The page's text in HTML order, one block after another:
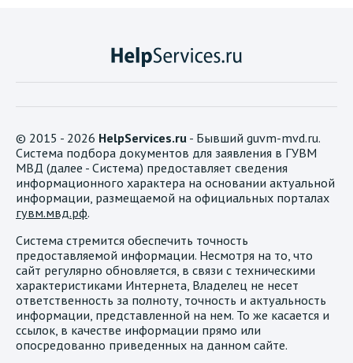
© 2015 - 2026 HelpServices.ru - Бывший guvm-mvd.ru.
Система подбора документов для заявления в ГУВМ
МВД (далее - Система) предоставляет сведения
информационного характера на основании актуальной
информации, размещаемой на официальных порталах
гувм.мвд.рф.
Система стремится обеспечить точность
предоставляемой информации. Несмотря на то, что
сайт регулярно обновляется, в связи с техническими
характеристиками Интернета, Владелец не несет
ответственность за полноту, точность и актуальность
информации, представленной на нем. То же касается и
ссылок, в качестве информации прямо или
опосредованно приведенных на данном сайте.